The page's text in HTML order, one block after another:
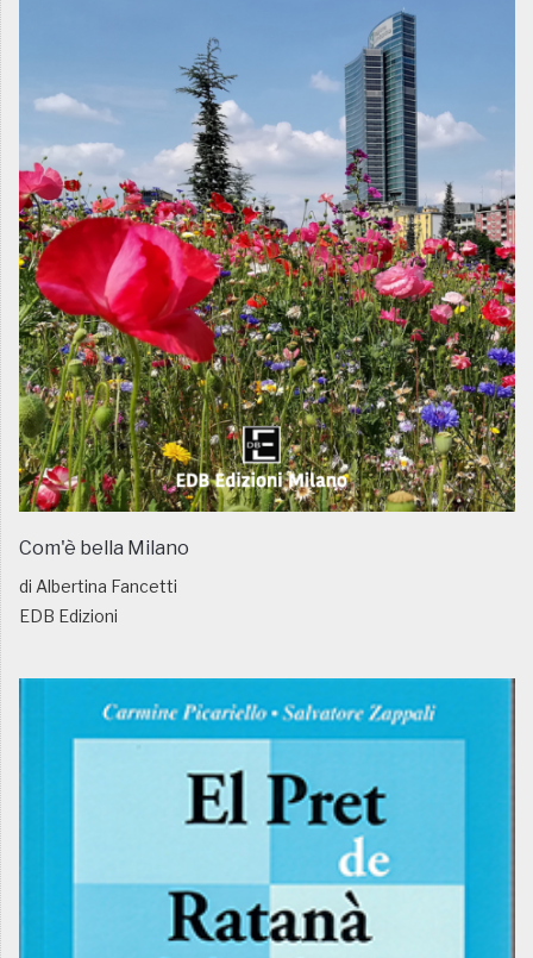
Com'è bella Milano
di Albertina Fancetti
EDB Edizioni